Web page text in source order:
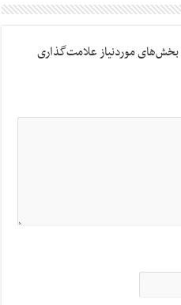
بخش‌های موردنیاز علامت‌گذاری